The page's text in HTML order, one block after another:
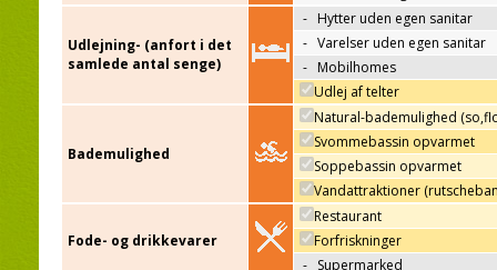
Udlejning- (anfort i det
samlede antal senge)
- Hytter uden egen sanitar
- Varelser uden egen sanitar
- Mobilhomes
Udlej af telter
Bademulighed
Natural-bademulighed
Svommebassin opvarmet
Soppebassin opvarmet
Vandattraktioner
Fode- og drikkevarer
Restaurant
Forfriskninger
- Supermarked